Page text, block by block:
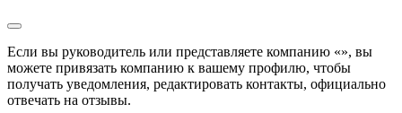
Если вы руководитель или представляете компанию «», вы
можете привязать компанию к вашему профилю, чтобы
получать уведомления, редактировать контакты, официально
отвечать на отзывы.